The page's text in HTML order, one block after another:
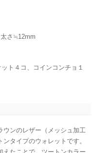
さ≒12mm
ト４コ、コインコンチョ１
ウンのレザー（メッシュ加工
タイプのウォレットです。